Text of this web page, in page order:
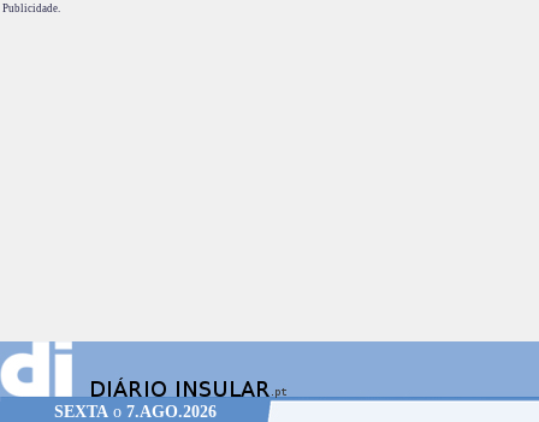
Publicidade.
SEXTA o 7.AGO.2026